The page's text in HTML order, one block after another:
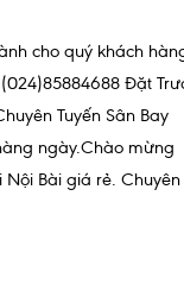
cho quý khách
Đặt
Tuyến Sân Bay
ngày.Chào mừng
Nội Bài giá rẻ. Chuyên